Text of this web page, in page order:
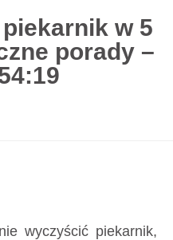
w 5
porady –
wyczyścić piekarnik,